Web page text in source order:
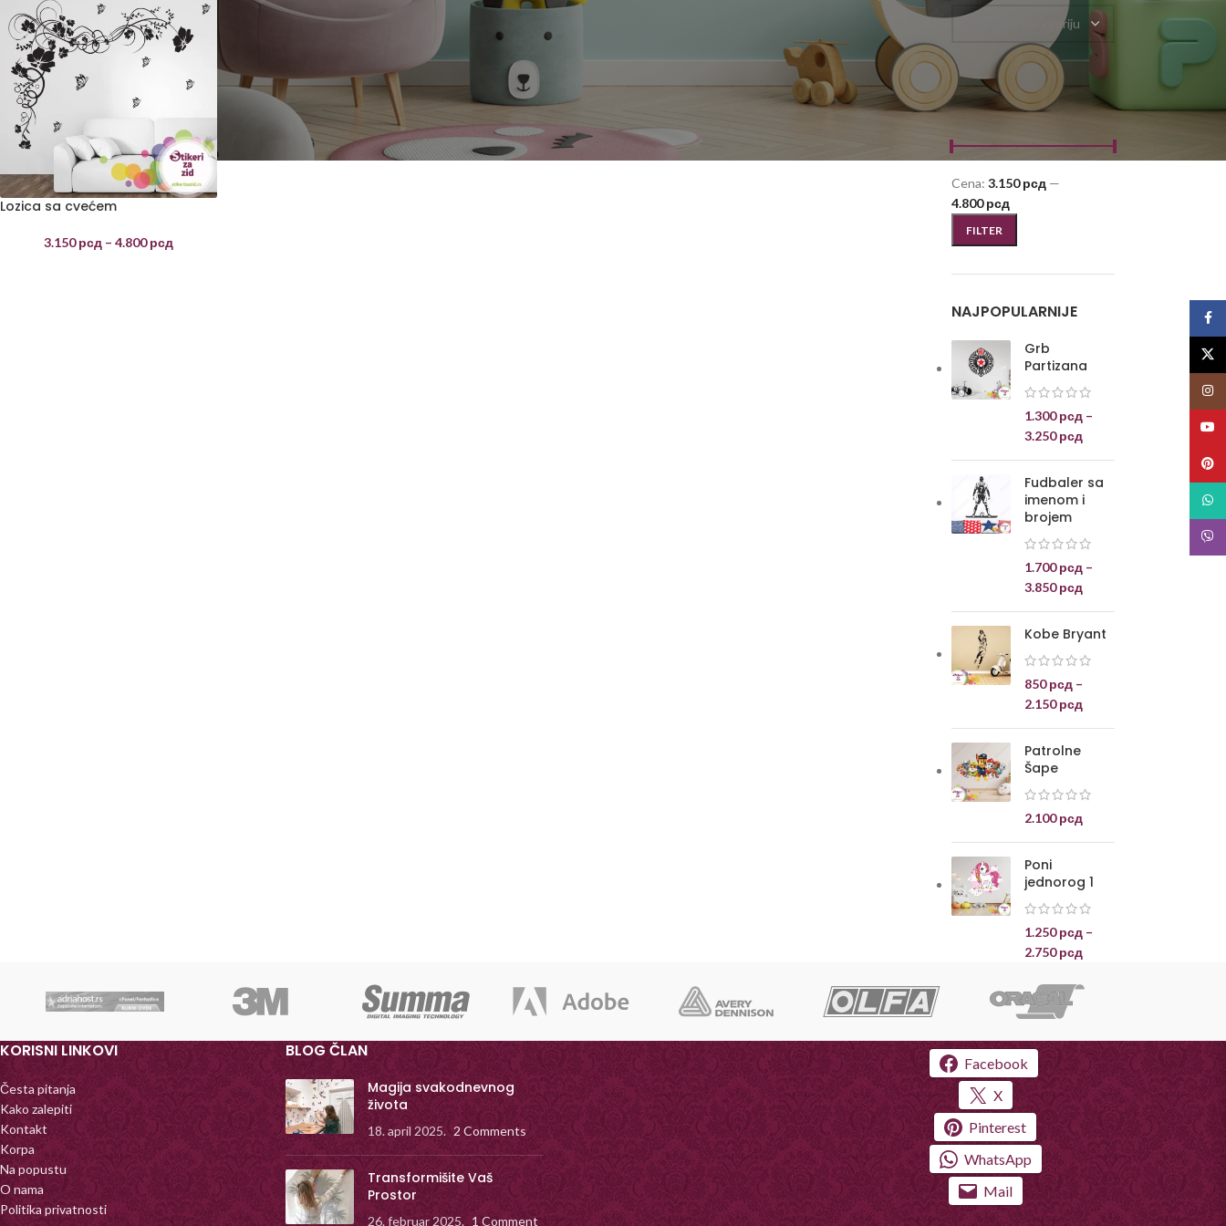
Lozica sa cvećem
3.150рсд – 4.800рсд
Odaberite kategoriju
FILTRIRAJ PO CENI
FILTER
Cena:3.150 рсд —
4.800 рсд
NAJPOPULARNIJE
Grb
Partizana
1.300рсд –
3.250рсд
Fudbaler sa
imenom i
brojem
1.700рсд –
3.850рсд
Kobe Bryant
850рсд –
2.150рсд
Patrolne
Šape
2.100рсд
Poni
jednorog 1
1.250рсд –
2.750рсд
KORISNI LINKOVI
Česta pitanja
Kako zalepiti
Kontakt
Korpa
Na popustu
O nama
Politika privatnosti
BLOG ČLAN
Magija svakodnevnog
života
18. april 2025. 2 Comments
Transformišite Vaš
Prostor
26. februar 2025. 1 Comment
Facebook
X
Pinterest
WhatsApp
Mail
Viber